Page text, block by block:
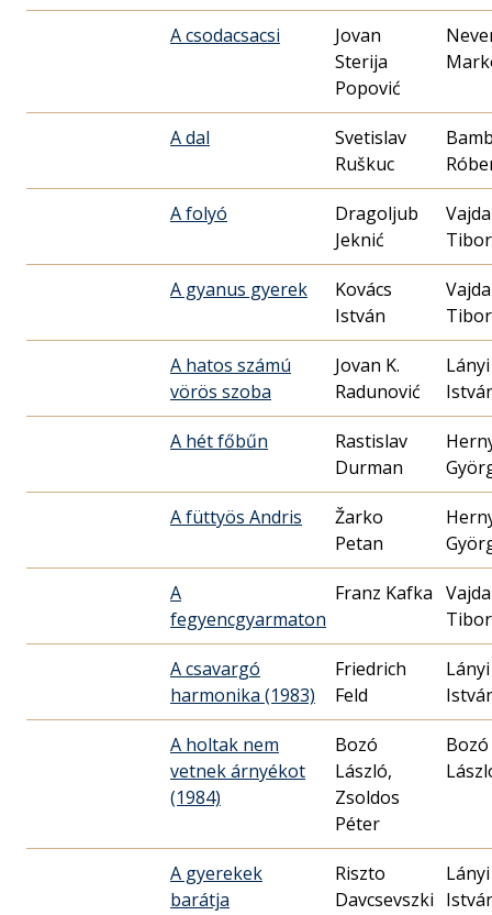
A csodacsacsi
Jovan
Sterija
Popović
A dal
Svetislav
Ruškuc
A folyó
Dragoljub
Jeknić
Vajda
Tibor
A gyanus gyerek
Kovács
István
Vajda
Tibor
A hatos számú
vörös szoba
Jovan K.
Radunović
Lányi
A hét főbűn
Rastislav
Durman
A füttyös Andris
Žarko
Petan
A
fegyencgyarmaton
Franz Kafka Vajda
Tibor
A csavargó
harmonika (1983)
Friedrich
Feld
Lányi
A holtak nem
vetnek árnyékot
(1984)
Bozó
László,
Zsoldos
Péter
Bozó
A gyerekek
barátja
Riszto
Davcsevszki
Lányi